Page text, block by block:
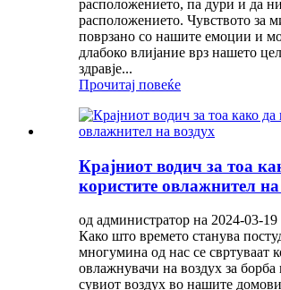
расположението, па дури и да
расположението. Чувството за
поврзано со нашите емоции и
длабоко влијание врз нашето
здравје...
Прочитај повеќе
Крајниот водич за тоа
користите овлажнител на
од администратор на 2024-03-19
Како што времето станува
многумина од нас се свртуваат
овлажнувачи на воздух за борба
сувиот воздух во нашите